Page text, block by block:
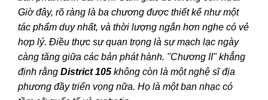
Giờ đây, rõ ràng là ba chương được thiết kế như một
tác phẩm duy nhất, và thời lượng ngắn hơn nghe có vẻ
hợp lý. Điều thực sự quan trọng là sự mạch lạc ngày
càng tăng giữa các bản phát hành. "Chương II" khẳng
định rằng District 105 không còn là một nghệ sĩ địa
phương đầy triển vọng nữa. Họ là một ban nhạc có